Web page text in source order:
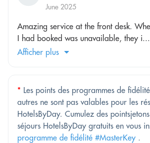
June 2025
Amazing service at the front desk.
I had booked was unavailable, they i...
Afficher plus
* Les points des programmes de
autres ne sont pas valables pour les
HotelsByDay. Cumulez des
séjours HotelsByDay gratuits en vous
programme de fidélité #MasterKey .